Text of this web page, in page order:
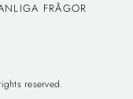
FRÅGOR
reserved.